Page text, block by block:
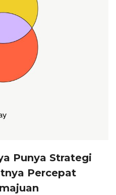
Punya Strategi
Percepat